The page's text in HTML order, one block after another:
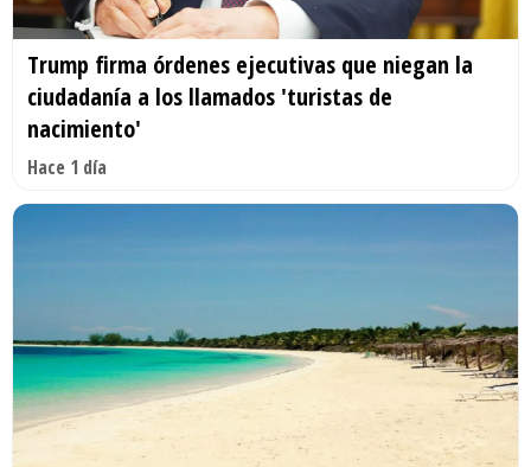
Trump firma órdenes ejecutivas que niegan la
ciudadanía a los llamados 'turistas de
nacimiento'
Hace 1 día